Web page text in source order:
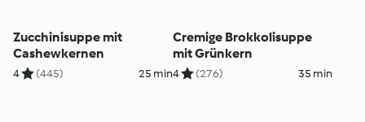
Zucchinisuppe mit
Cashewkernen
4 (445) 25 min
Cremige Brokkolisuppe
mit Grünkern
4 (276) 35 min